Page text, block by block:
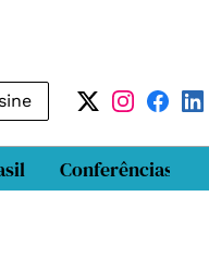
Conferências